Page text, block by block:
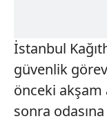
İstanbul
güvenlik
önceki akşam
sonra